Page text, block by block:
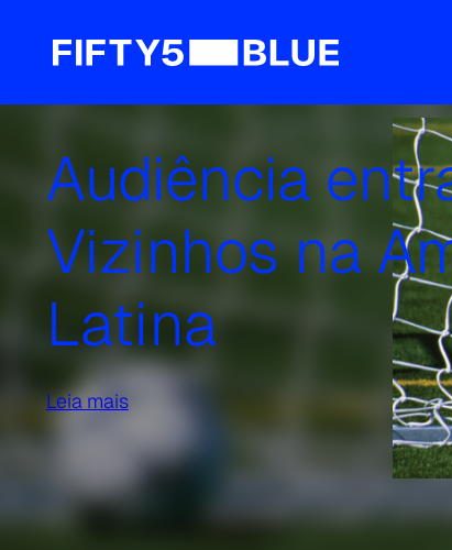
Media Hero e
anunciam
para oferecer
de Análise de